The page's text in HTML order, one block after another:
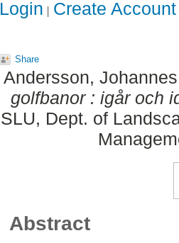
Login Create Account
Share
Andersson, Johannes
golfbanor : igår och
SLU, Dept. of
Abstract